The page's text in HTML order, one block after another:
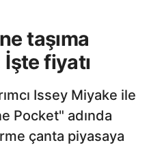
taşıma
İşte fiyatı
Issey Miyake ile
Pocket" adında
çanta piyasaya